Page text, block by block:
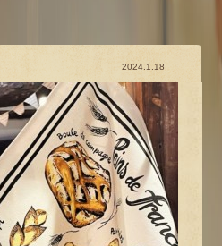
2024.1.18